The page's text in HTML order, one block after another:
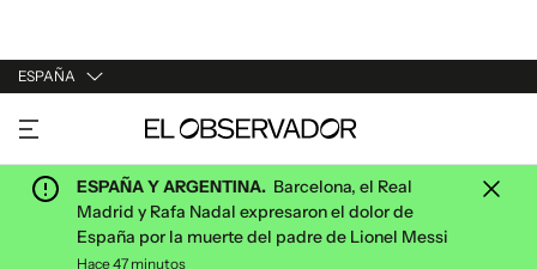
ESPAÑA
URUGUAY
ARGENTINA
ESPAÑA
ESTADOS UNIDOS
ESPAÑA Y ARGENTINA. Barcelona, el Real
Madrid y Rafa Nadal expresaron el dolor de
España por la muerte del padre de Lionel Messi
Hace 47 minutos